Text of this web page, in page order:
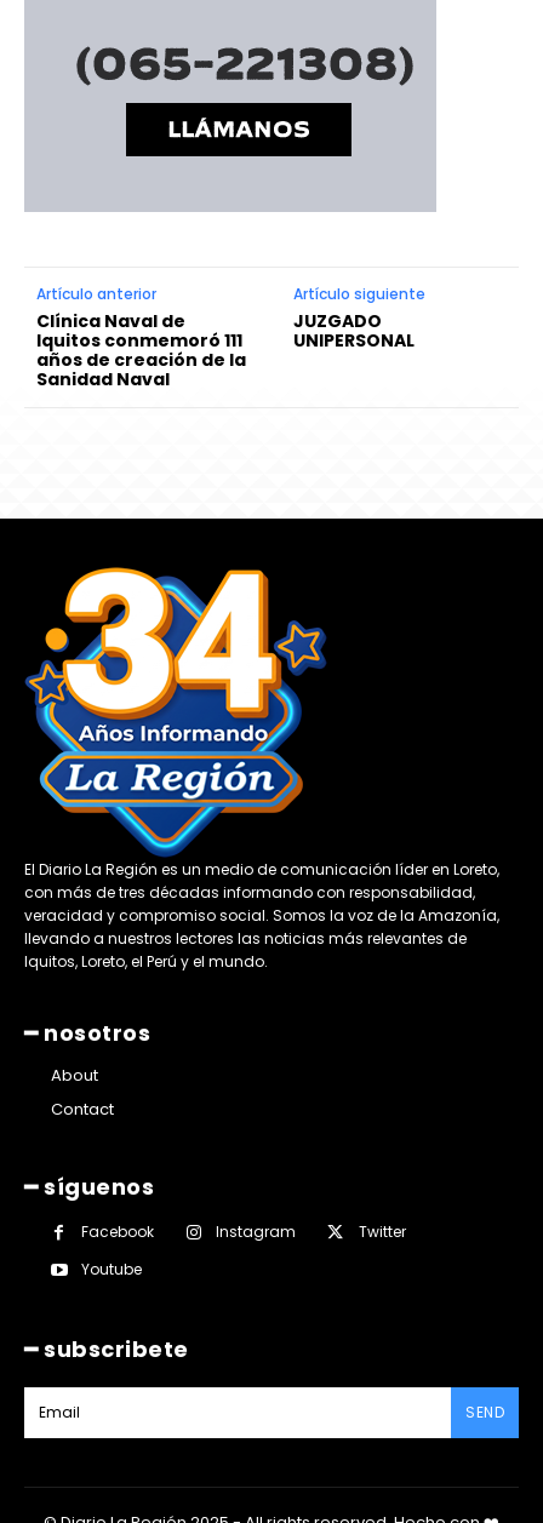
Artículo anterior
Clínica Naval de
Iquitos conmemoró 111
años de creación de la
Sanidad Naval
Artículo siguiente
JUZGADO
UNIPERSONAL
El Diario La Región es un medio de comunicación líder en Loreto,
con más de tres décadas informando con responsabilidad,
veracidad y compromiso social. Somos la voz de la Amazonía,
llevando a nuestros lectores las noticias más relevantes de
Iquitos, Loreto, el Perú y el mundo.
━ nosotros
About
Contact
━ síguenos
Facebook Instagram
Twitter
Youtube
━ subscribete
SEND